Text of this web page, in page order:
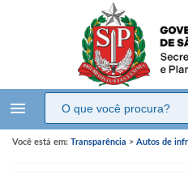
menu
Você está em: Transparência > Autos de